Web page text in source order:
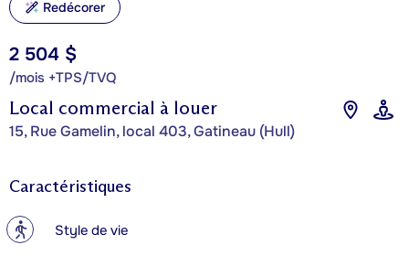
Local commercial à louer
15, Rue Gamelin, local 403, Gatineau (Hull)
2 504 $
/mois +TPS/TVQ
Redécorer
Caractéristiques
? Style de vie